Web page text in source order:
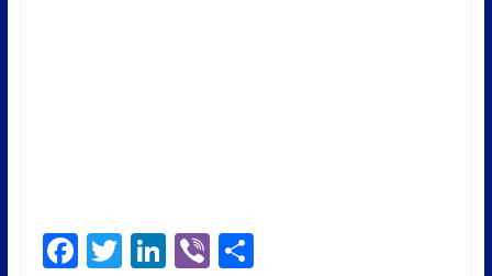
F T Li Vi S